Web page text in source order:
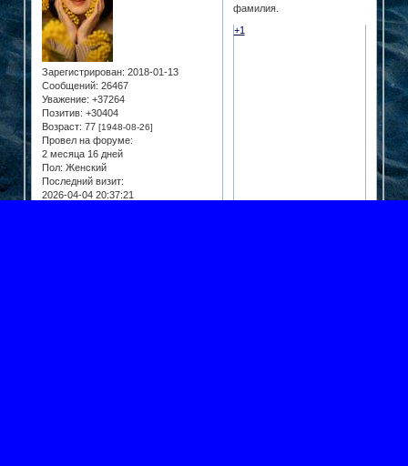
Зарегистрирован: 2018-01-13
Сообщений: 26467
Уважение: +37264
Позитив: +30404
Возраст: 77 [1948-08-26]
Провел на форуме:
2 месяца 16 дней
Пол: Женский
Последний визит:
2026-04-04 20:37:21
фамилия.
+1